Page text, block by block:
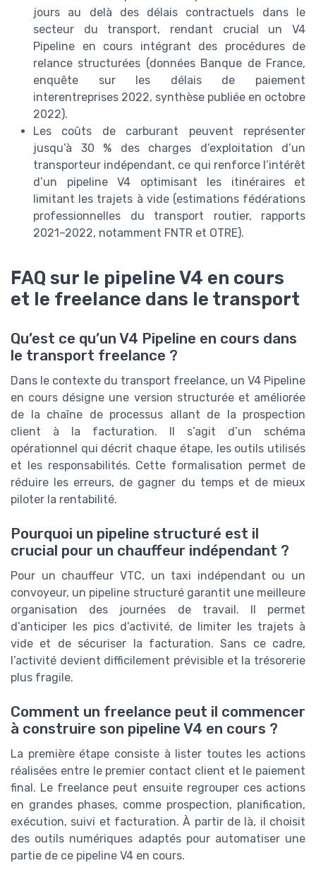
jours au delà des délais contractuels dans le
secteur du transport, rendant crucial un V4
Pipeline en cours intégrant des procédures de
relance structurées (données Banque de France,
enquête sur les délais de paiement
interentreprises 2022, synthèse publiée en octobre
2022).
Les coûts de carburant peuvent représenter
jusqu’à 30 % des charges d’exploitation d’un
transporteur indépendant, ce qui renforce l’intérêt
d’un pipeline V4 optimisant les itinéraires et
limitant les trajets à vide (estimations fédérations
professionnelles du transport routier, rapports
2021–2022, notamment FNTR et OTRE).
FAQ sur le pipeline V4 en cours
et le freelance dans le transport
Qu’est ce qu’un V4 Pipeline en cours dans
le transport freelance ?
Dans le contexte du transport freelance, un V4 Pipeline
en cours désigne une version structurée et améliorée
de la chaîne de processus allant de la prospection
client à la facturation. Il s’agit d’un schéma
opérationnel qui décrit chaque étape, les outils utilisés
et les responsabilités. Cette formalisation permet de
réduire les erreurs, de gagner du temps et de mieux
piloter la rentabilité.
Pourquoi un pipeline structuré est il
crucial pour un chauffeur indépendant ?
Pour un chauffeur VTC, un taxi indépendant ou un
convoyeur, un pipeline structuré garantit une meilleure
organisation des journées de travail. Il permet
d’anticiper les pics d’activité, de limiter les trajets à
vide et de sécuriser la facturation. Sans ce cadre,
l’activité devient difficilement prévisible et la trésorerie
plus fragile.
Comment un freelance peut il commencer
à construire son pipeline V4 en cours ?
La première étape consiste à lister toutes les actions
réalisées entre le premier contact client et le paiement
final. Le freelance peut ensuite regrouper ces actions
en grandes phases, comme prospection, planification,
exécution, suivi et facturation. À partir de là, il choisit
des outils numériques adaptés pour automatiser une
partie de ce pipeline V4 en cours.